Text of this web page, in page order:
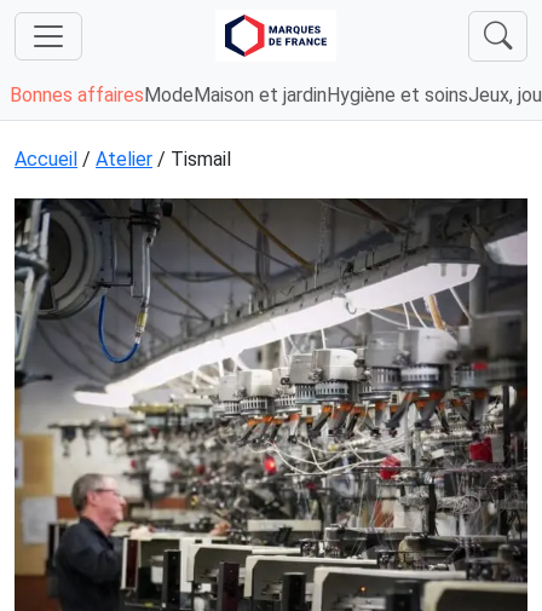
Bonnes affaires Mode Maison et jardin Hygiène et soinsJeux,
Accueil / Atelier / Tismail